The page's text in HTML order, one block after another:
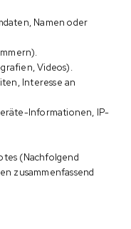
Namen oder
Videos).
Interesse an
Informationen, IP-
(Nachfolgend
zusammenfassend